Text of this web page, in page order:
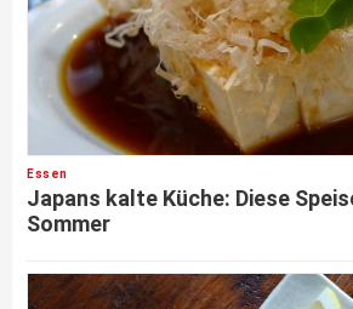
Essen
Japans kalte Küche: Diese
Sommer